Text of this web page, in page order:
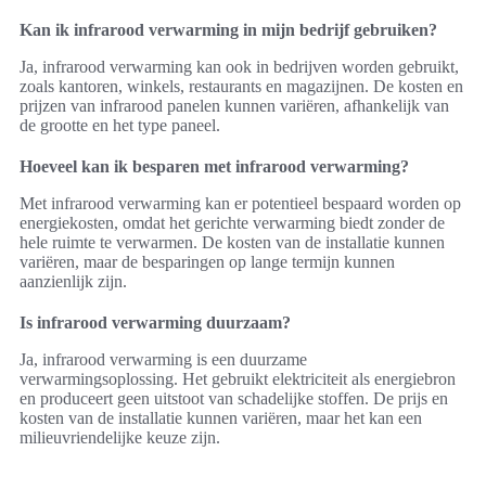
Kan ik infrarood verwarming in mijn bedrijf gebruiken?
Ja, infrarood verwarming kan ook in bedrijven worden gebruikt,
zoals kantoren, winkels, restaurants en magazijnen. De kosten en
prijzen van infrarood panelen kunnen variëren, afhankelijk van
de grootte en het type paneel.
Hoeveel kan ik besparen met infrarood verwarming?
Met infrarood verwarming kan er potentieel bespaard worden op
energiekosten, omdat het gerichte verwarming biedt zonder de
hele ruimte te verwarmen. De kosten van de installatie kunnen
variëren, maar de besparingen op lange termijn kunnen
aanzienlijk zijn.
Is infrarood verwarming duurzaam?
Ja, infrarood verwarming is een duurzame
verwarmingsoplossing. Het gebruikt elektriciteit als energiebron
en produceert geen uitstoot van schadelijke stoffen. De prijs en
kosten van de installatie kunnen variëren, maar het kan een
milieuvriendelijke keuze zijn.